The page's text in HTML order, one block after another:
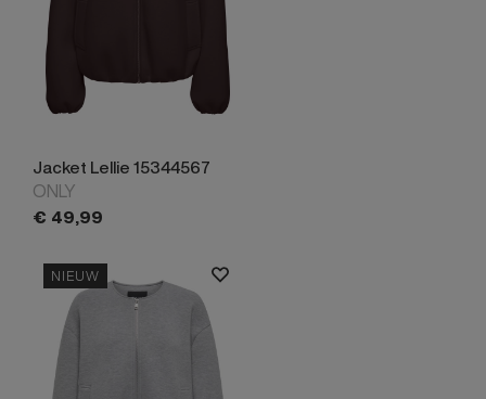
Jacket Lellie 15344567
ONLY
€ 49,99
NIEUW